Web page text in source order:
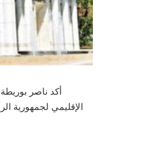
أكد ناصر
الإقليمي لجمهورية